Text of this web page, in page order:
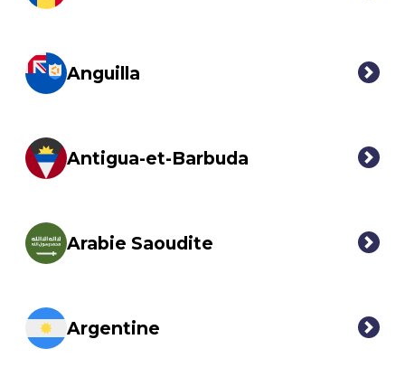
Anguilla
Antigua-et-Barbuda
Arabie Saoudite
Argentine